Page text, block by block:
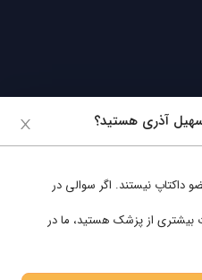
سهیل آذری هستید؟
داکتاپ نیستند. اگر سوالی در
بیشتری از پزشک هستید، ما در